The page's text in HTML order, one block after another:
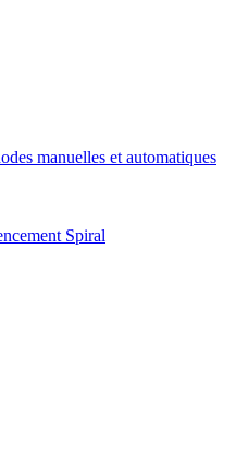
manuelles et automatiques
Spiral